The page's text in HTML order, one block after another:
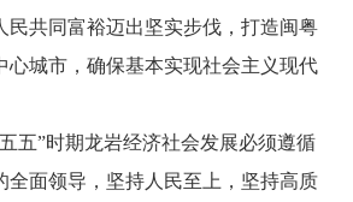
民共同富裕迈出坚实步伐，打造闽粤
心城市，确保基本实现社会主义现代
”时期龙岩经济社会发展必须遵循
全面领导，坚持人民至上，坚持高质